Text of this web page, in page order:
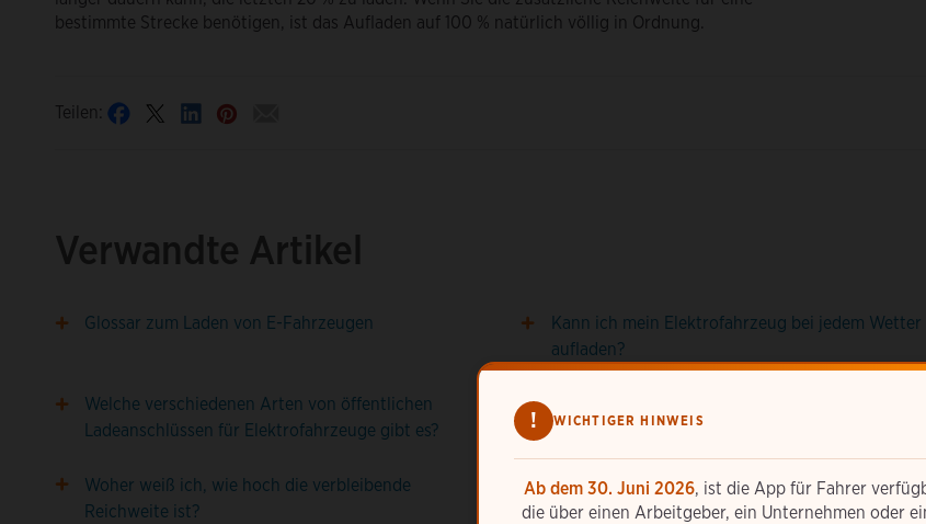
! WICHTIGER HINWEIS
Ab dem 30. Juni 2026, ist die App für Fahrer
die über einen Arbeitgeber, ein Unternehmen oder
bestimmte Strecke benötigen, ist das Aufladen auf 100 % natürlich völlig in Ordnung.
Teilen:
Verwandte Artikel
Glossar zum Laden von E-Fahrzeugen
Kann ich mein Elektrofahrzeug bei jedem Wetter
aufladen?
Welche verschiedenen Arten von öffentlichen
Ladeanschlüssen für Elektrofahrzeuge gibt es?
geschwindigkeiten gibt es?
Woher weiß ich, wie hoch die verbleibende
Reichweite ist?